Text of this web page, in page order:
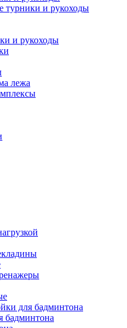
турники и рукоходы
и рукоходы
лежа
для бадминтона
бадминтона